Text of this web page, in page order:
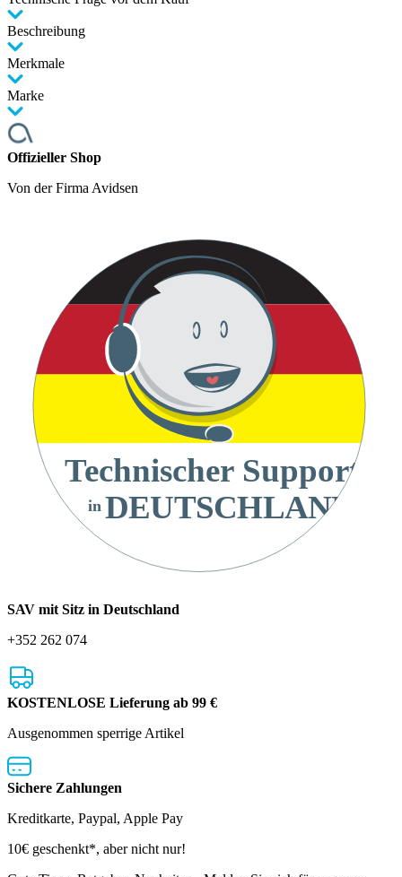
Beschreibung
Merkmale
Marke
Offizieller Shop
Von der Firma Avidsen
Technischer Support
DEUTSCHLAND
in
SAV mit Sitz in Deutschland
+352 262 074
KOSTENLOSE Lieferung ab 99 €
Ausgenommen sperrige Artikel
Sichere Zahlungen
Kreditkarte, Paypal, Apple Pay
Newsletter
10€ geschenkt*, aber nicht nur!